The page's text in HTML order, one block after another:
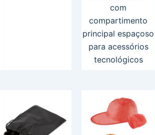
com
compartimento
principal espaçoso
para acessórios
tecnológicos